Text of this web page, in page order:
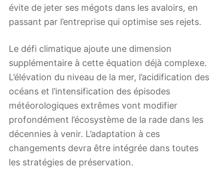
évite de jeter ses mégots dans les avaloirs, en
passant par l’entreprise qui optimise ses rejets.
Le défi climatique ajoute une dimension
supplémentaire à cette équation déjà complexe.
L’élévation du niveau de la mer, l’acidification des
océans et l’intensification des épisodes
météorologiques extrêmes vont modifier
profondément l’écosystème de la rade dans les
décennies à venir. L’adaptation à ces
changements devra être intégrée dans toutes
les stratégies de préservation.